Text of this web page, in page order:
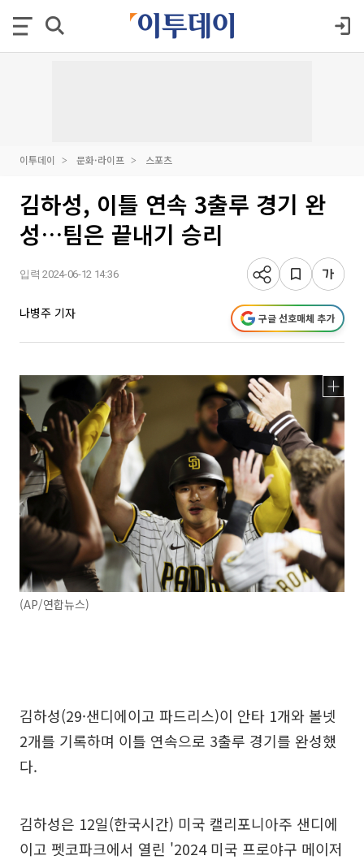
이투데이 문화·라이프 스포츠
김하성, 이틀 연속 3출루 경기 완
성…팀은 끝내기 승리
입력 2024-06-12 14:36
나병주 기자 구글 선호매체 추가
(AP/연합뉴스)
김하성(29·샌디에이고 파드리스)이 안타 1개와 볼넷
2개를 기록하며 이틀 연속으로 3출루 경기를 완성했
다.
김하성은 12일(한국시간) 미국 캘리포니아주 샌디에
이고 펫코파크에서 열린 '2024 미국 프로야구 메이저